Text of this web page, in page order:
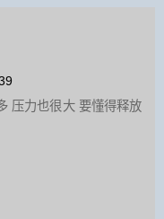
压力也很大 要懂得释放